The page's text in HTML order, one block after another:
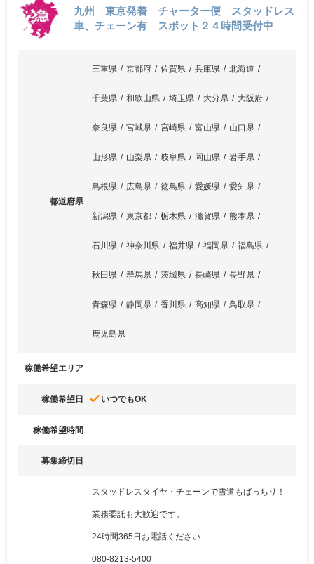
九州 東京発着 チャーター便 スタッドレス
車、チェーン有 スポット２４時間受付中
都道府県
三重県 京都府 佐賀県 兵庫県 北海道
千葉県 和歌山県 埼玉県 大分県 大阪府
奈良県 宮城県 宮崎県 富山県 山口県
山形県 山梨県 岐阜県 岡山県 岩手県
島根県 広島県 徳島県 愛媛県 愛知県
新潟県 東京都 栃木県 滋賀県 熊本県
石川県 神奈川県 福井県 福岡県 福島県
秋田県 群馬県 茨城県 長崎県 長野県
青森県 静岡県 香川県 高知県 鳥取県
鹿児島県
稼働希望エリア
稼働希望日 done いつでもOK
稼働希望時間
募集締切日
スタッドレスタイヤ・チェーンで雪道もばっちり！
業務委託も大歓迎です。
24時間365日お電話ください
080-8213-5400